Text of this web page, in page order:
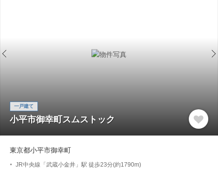
一戸建て
小平市御幸町スムストック
東京都小平市御幸町
JR中央線「武蔵小金井」駅 徒歩23分(約1790m)